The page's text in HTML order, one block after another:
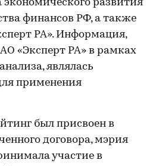
развития
финансов РФ, а также
РА». Информация,
«Эксперт РА» в рамках
являлась
применения
был присвоен в
договора, мэрия
участие в